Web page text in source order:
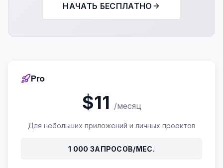
НАЧАТЬ БЕСПЛАТНО
Pro
$11 /месяц
Для небольших приложений и личных проектов
1 000 ЗАПРОСОВ/МЕС.